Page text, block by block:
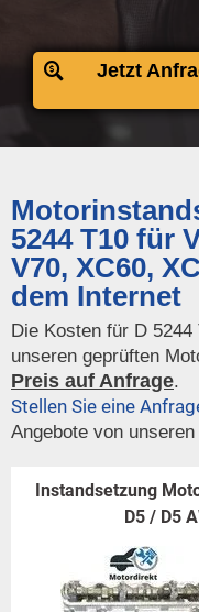
Jetzt
5244 T10 für
V70, XC60,
dem Internet
Die Kosten für D
unseren geprüften
Preis auf Anfrage.
Stellen Sie eine
Angebote von
Instandsetzung
D5 / D5